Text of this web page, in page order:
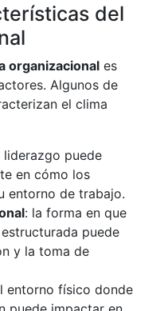
del
organizacional es
Algunos de
el clima
liderazgo puede
en cómo los
entorno de trabajo.
: la forma en que
puede
y la toma de
entorno físico donde